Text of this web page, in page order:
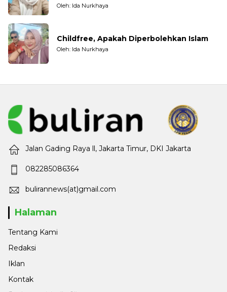
Oleh: Ida Nurkhaya
Childfree, Apakah Diperbolehkan Islam
Oleh: Ida Nurkhaya
Jalan Gading Raya ll, Jakarta Timur, DKI Jakarta
082285086364
bulirannews(at)gmail.com
Halaman
Tentang Kami
Redaksi
Iklan
Kontak